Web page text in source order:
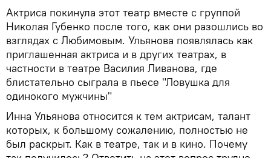
Актриса покинула этот театр вместе с группой
Николая Губенко после того, как они разошлись во
взглядах с Любимовым. Ульянова появлялась как
приглашенная актриса и в других театрах, в
частности в театре Василия Ливанова, где
блистательно сыграла в пьесе "Ловушка для
одинокого мужчины"
Инна Ульянова относится к тем актрисам, талант
которых, к большому сожалению, полностью не
был раскрыт. Как в театре, так и в кино. Почему